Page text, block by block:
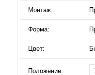
Монтаж:
Форма:
Цвет:
Положение: